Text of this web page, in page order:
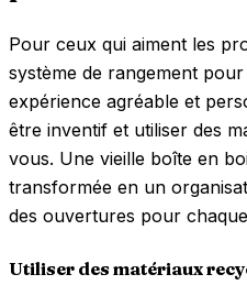
Pour ceux qui aiment les
système de rangement
expérience agréable et
être inventif et utiliser des
vous. Une vieille boîte en
transformée en un
des ouvertures pour
Utiliser des matériaux